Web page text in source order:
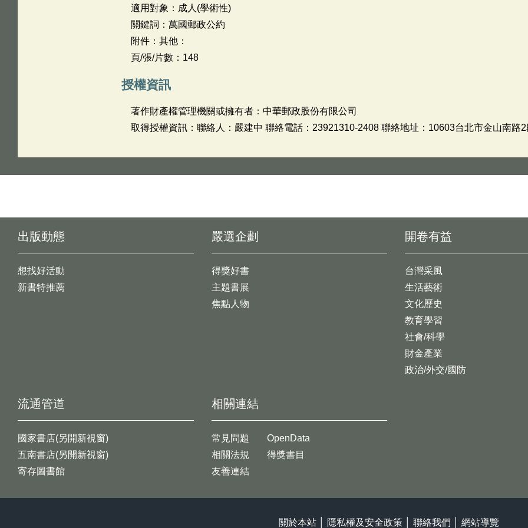
適用對象：成人(學術性)
關鍵詞：萬國郵政公約
附件：其他：
頁/張/片數：148
授權資訊
著作財產權管理機關或擁有者：中華郵政股份有限公司
取得授權資訊：聯絡人：嚴建中 聯絡電話：23921310-2408 聯絡地址：10603台北市金山南路
出版動態
想找好活動
新書特推薦
開卷有益
台灣采風
生活藝術
文化歷史
教育學習
社會/科學
財金產業
政治/外交/國防
嚴選企劃
得獎好書
主題書展
焦點人物
流通管道
國家書店(另開新視窗)
五南書店(另開新視窗)
寄存圖書館
相關連結
常見問題
相關法規
友善連結
OpenData
得獎書目
關於本站 隱私權及安全政策 聯絡我們 網站導覽